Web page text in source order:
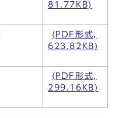
81.77KB)
(PDF形式,
623.82KB)
(PDF形式,
299.16KB)